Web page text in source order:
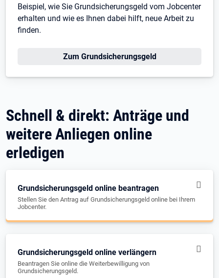
Beispiel, wie Sie Grundsicherungsgeld vom Jobcenter
erhalten und wie es Ihnen dabei hilft, neue Arbeit zu
finden.
Zum Grundsicherungsgeld
Schnell & direkt: Anträge und
weitere Anliegen online
erledigen
Grundsicherungsgeld online beantragen
Stellen Sie den Antrag auf Grundsicherungsgeld online bei Ihrem
Jobcenter.
Grundsicherungsgeld online verlängern
Beantragen Sie online die Weiterbewilligung von
Grundsicherungsgeld.